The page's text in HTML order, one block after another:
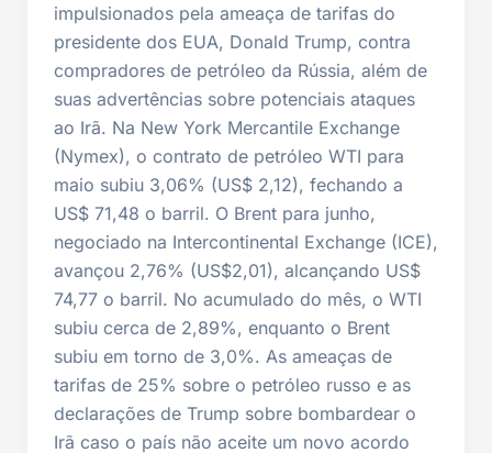
impulsionados pela ameaça de tarifas do
presidente dos EUA, Donald Trump, contra
compradores de petróleo da Rússia, além de
suas advertências sobre potenciais ataques
ao Irã. Na New York Mercantile Exchange
(Nymex), o contrato de petróleo WTI para
maio subiu 3,06% (US$ 2,12), fechando a
US$ 71,48 o barril. O Brent para junho,
negociado na Intercontinental Exchange (ICE),
avançou 2,76% (US$2,01), alcançando US$
74,77 o barril. No acumulado do mês, o WTI
subiu cerca de 2,89%, enquanto o Brent
subiu em torno de 3,0%. As ameaças de
tarifas de 25% sobre o petróleo russo e as
declarações de Trump sobre bombardear o
Irã caso o país não aceite um novo acordo